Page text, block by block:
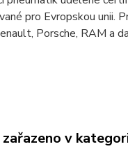
pro Evropskou unii.
Porsche, RAM a
v